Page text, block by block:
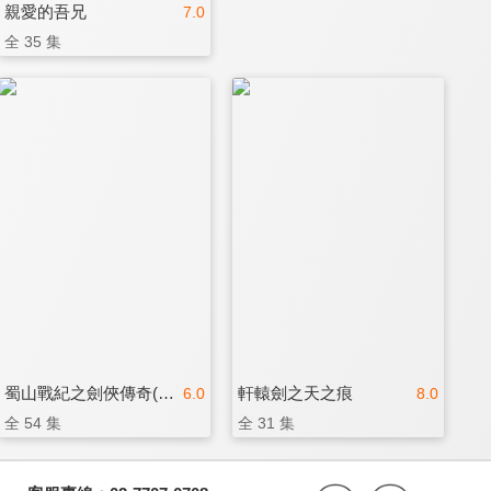
7.0
親愛的吾兄
全 35 集
6.0
蜀山戰紀之劍俠傳奇(閩南語版)
全 54 集
8.0
軒轅劍之天之痕
全 31 集